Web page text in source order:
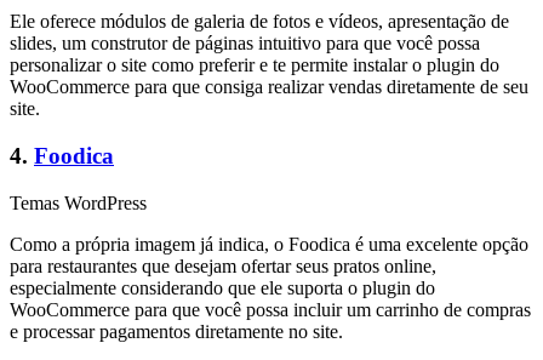
Ele oferece módulos de galeria de fotos e vídeos, apresentação de
slides, um construtor de páginas intuitivo para que você possa
personalizar o site como preferir e te permite instalar o plugin do
WooCommerce para que consiga realizar vendas diretamente de seu
site.
4. Foodica
Temas WordPress
Como a própria imagem já indica, o Foodica é uma excelente opção
para restaurantes que desejam ofertar seus pratos online,
especialmente considerando que ele suporta o plugin do
WooCommerce para que você possa incluir um carrinho de compras
e processar pagamentos diretamente no site.